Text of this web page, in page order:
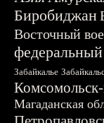
Биробиджан
Восточный
Забайкалье
Магаданская